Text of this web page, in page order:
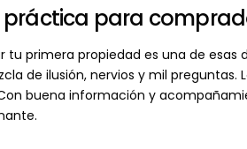
para
tu primera propiedad es una de esas
de ilusión, nervios y mil
buena información y